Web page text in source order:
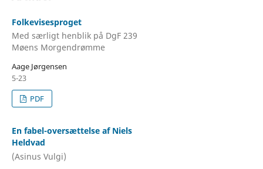
Folkevisesproget
Med særligt henblik på DgF 239
Møens Morgendrømme
Aage Jørgensen
5-23
PDF
En fabel-oversættelse af Niels
Heldvad
(Asinus Vulgi)